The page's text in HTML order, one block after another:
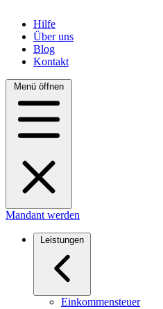
Hilfe
Über uns
Blog
Kontakt
Menü öffnen
Mandant werden
Leistungen
Einkommensteuer